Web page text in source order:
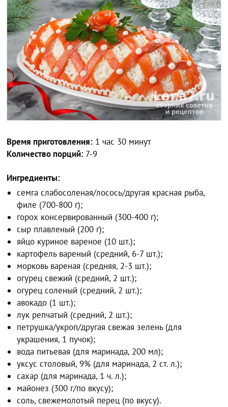
Время приготовления: 1 час 30 минут
Количество порций: 7-9
Ингредиенты:
семга слабосоленая/лосось/другая красная рыба,
филе (700-800 г);
горох консервированный (300-400 г);
сыр плавленый (200 г);
яйцо куриное вареное (10 шт.);
картофель вареный (средний, 6-7 шт.);
морковь вареная (средняя, 2-3 шт.);
огурец свежий (средний, 2 шт.);
огурец соленый (средний, 2 шт.);
авокадо (1 шт.);
лук репчатый (средний, 2 шт.);
петрушка/укроп/другая свежая зелень (для
украшения, 1 пучок);
вода питьевая (для маринада, 200 мл);
уксус столовый, 9% (для маринада, 2 ст. л.);
сахар (для маринада, 1 ч. л.);
майонез (300 г/по вкусу);
соль, свежемолотый перец (по вкусу).